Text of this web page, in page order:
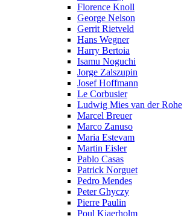
Florence Knoll
George Nelson
Gerrit Rietveld
Hans Wegner
Harry Bertoia
Isamu Noguchi
Jorge Zalszupin
Josef Hoffmann
Le Corbusier
Ludwig Mies van der Rohe
Marcel Breuer
Marco Zanuso
Maria Estevam
Martin Eisler
Pablo Casas
Patrick Norguet
Pedro Mendes
Peter Ghyczy
Pierre Paulin
Poul Kjaerholm